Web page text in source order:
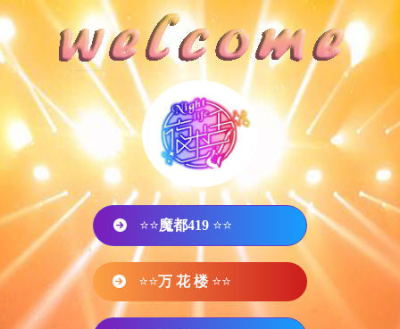
⭐⭐魔都419 ⭐⭐
⭐⭐万 花 楼 ⭐⭐